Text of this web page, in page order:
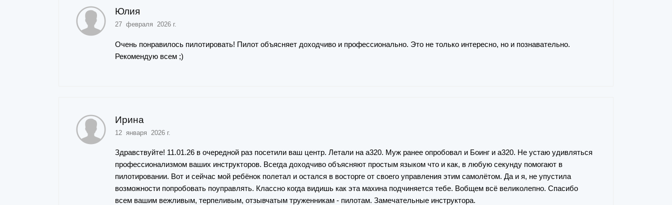
Юлия
27 февраля 2026 г.
Очень понравилось пилотировать! Пилот объясняет доходчиво и профессионально. Это не только интересно, но и познавательно.
Рекомендую всем ;)
Ирина
12 января 2026 г.
Здравствуйте! 11.01.26 в очередной раз посетили ваш центр. Летали на а320. Муж ранее опробовал и Боинг и а320. Не устаю удивляться
профессионализмом ваших инструкторов. Всегда доходчиво объясняют простым языком что и как, в любую секунду помогают в
пилотировании. Вот и сейчас мой ребёнок полетал и остался в восторге от своего управления этим самолётом. Да и я, не упустила
возможности попробовать поуправлять. Классно когда видишь как эта махина подчиняется тебе. Вобщем всё великолепно. Спасибо
всем вашим вежливым, терпеливым, отзывчатым труженникам - пилотам. Замечательные инструктора.